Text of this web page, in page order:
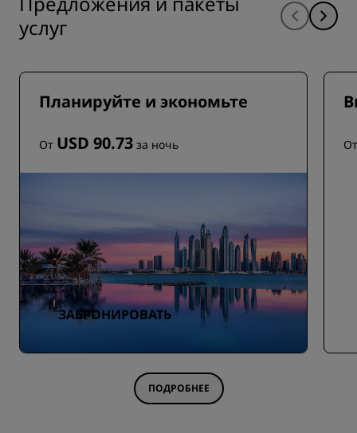
услуг
Планируйте и экономьте
От USD 90.73 за ночь
ЗАБРОНИРОВАТЬ
ПОДРОБНЕЕ